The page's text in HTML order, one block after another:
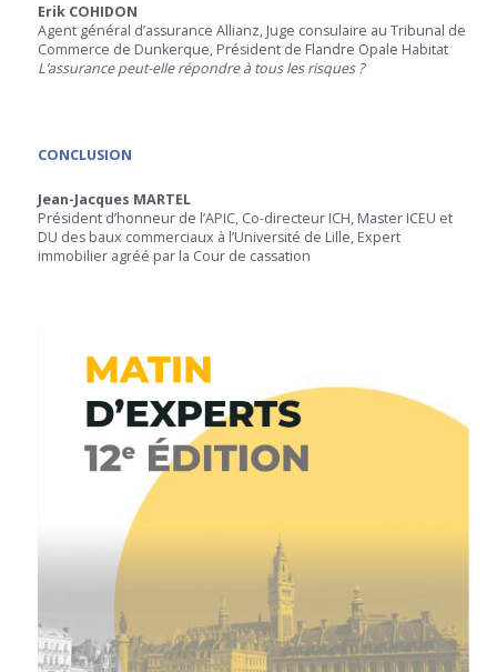
Erik COHIDON
Agent général d’assurance Allianz, Juge consulaire au Tribunal de
Commerce de Dunkerque, Président de Flandre Opale Habitat
L’assurance peut-elle répondre à tous les risques ?
CONCLUSION
Jean-Jacques MARTEL
Président d’honneur de l’APIC, Co-directeur ICH, Master ICEU et
DU des baux commerciaux à l’Université de Lille, Expert
immobilier agréé par la Cour de cassation